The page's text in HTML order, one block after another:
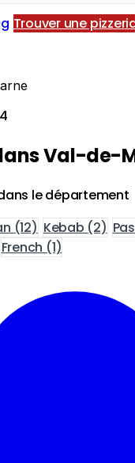
Trouver une
Val-de-
le département
(12) Kebab (2)
French (1)